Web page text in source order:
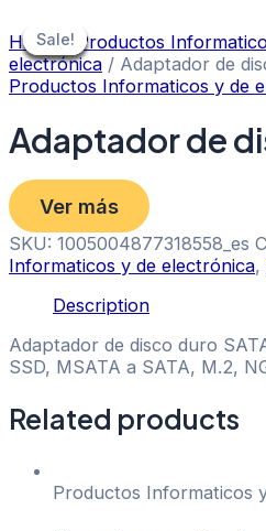
to
content
Sale!
Home/ Productos
electrónica / Adaptador de
Productos Informaticos y de
Adaptador de
Ver más
SKU: 1005004877318558_es
Informaticos y de electrónica,
Description
Adaptador de disco duro
SSD, MSATA a SATA, M.2,
Related products
Sale!
Sale!
Productos Informaticos
Sale!
Sale!
Sale!
Sale!